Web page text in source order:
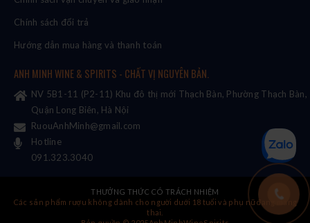
Chính sách đổi trả
Hướng dẫn mua hàng và thanh toán
ANH MINH WINE & SPIRITS - CHẤT VỊ NGUYÊN BẢN.
NV 5B1-11 (P2-11) Khu đô thị mới Thạch Bàn, Phường Thạch Bàn,
Quận Long Biên, Hà Nội
RuouAnhMinh@gmail.com
Hotline
091.323.3040
THƯỞNG THỨC CÓ TRÁCH NHIỆM
Các sản phẩm rượu không dành cho người dưới 18 tuổi và phụ nữ đang mang
thai.